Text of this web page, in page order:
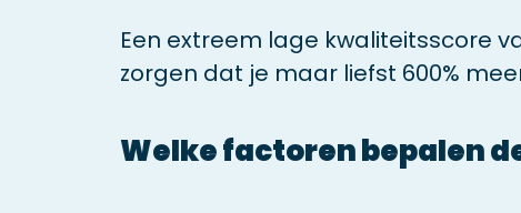
Een extreem lage kwaliteitsscore
zorgen dat je maar liefst 600%
Welke factoren bepalen